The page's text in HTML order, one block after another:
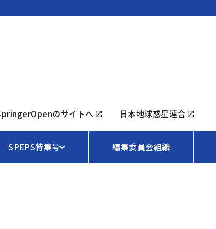
のサイトへ 日本地球惑星連合
SPEPS特集号 編集委員会組織